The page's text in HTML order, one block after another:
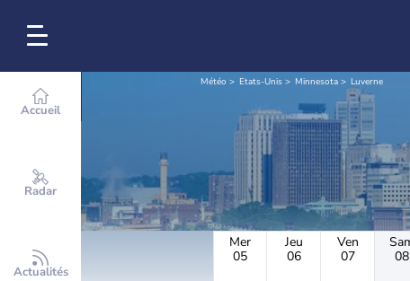
Accueil
Radar
Actualités
Météo Etats-Unis Minnesota Luverne
Mer
05
Jeu
06
Ven
07
08